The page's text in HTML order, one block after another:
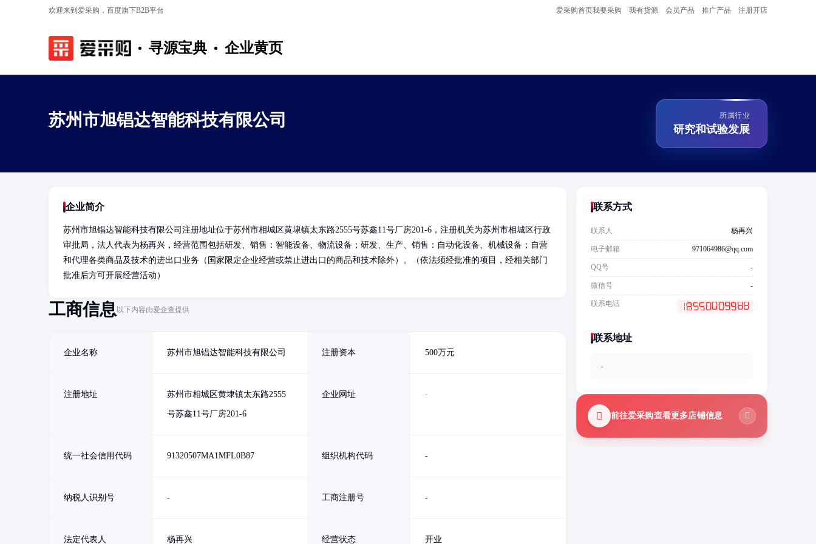
欢迎来到爱采购，百度旗下B2B平台 爱采购首页我要采购 我有货源 会员产品 推广产品 注册开店
寻源宝典 企业黄页
苏州市旭锠达智能科技有限公司 所属行业
研究和试验发展
企业简介
苏州市旭锠达智能科技有限公司注册地址位于苏州市相城区黄埭镇太东路2555号苏鑫11号厂房201-6，注册机关为苏州市相城区行政
审批局，法人代表为杨再兴，经营范围包括研发、销售：智能设备、物流设备；研发、生产、销售：自动化设备、机械设备；自营
和代理各类商品及技术的进出口业务（国家限定企业经营或禁止进出口的商品和技术除外）。（依法须经批准的项目，经相关部门
批准后方可开展经营活动）
工商信息以下内容由爱企查提供
企业名称 苏州市旭锠达智能科技有限公司 注册资本 500万元
注册地址 苏州市相城区黄埭镇太东路2555
号苏鑫11号厂房201-6
企业网址 -
统一社会信用代码 91320507MA1MFL0B87 组织机构代码 -
纳税人识别号 - 工商注册号 -
法定代表人 杨再兴 经营状态 开业
联系方式
联系人 杨再兴
电子邮箱 971064986@qq.com
QQ号 -
微信号 -
联系电话
联系地址
-
前往爱采购查看更多店铺信息